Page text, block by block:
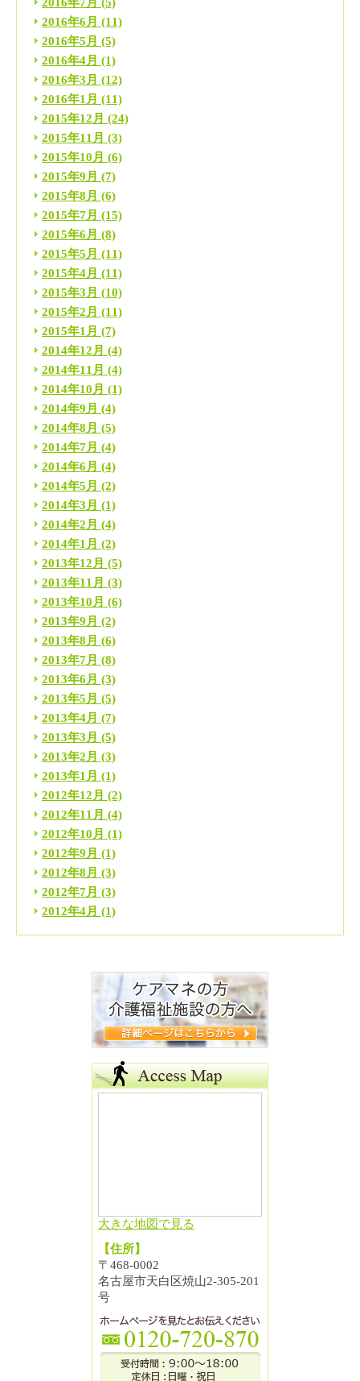
2016年6月 (11)
2016年5月 (5)
2016年4月 (1)
2016年3月 (12)
2016年1月 (11)
2015年12月 (24)
2015年11月 (3)
2015年10月 (6)
2015年9月 (7)
2015年8月 (6)
2015年7月 (15)
2015年6月 (8)
2015年5月 (11)
2015年4月 (11)
2015年3月 (10)
2015年2月 (11)
2015年1月 (7)
2014年12月 (4)
2014年11月 (4)
2014年10月 (1)
2014年9月 (4)
2014年8月 (5)
2014年7月 (4)
2014年6月 (4)
2014年5月 (2)
2014年3月 (1)
2014年2月 (4)
2014年1月 (2)
2013年12月 (5)
2013年11月 (3)
2013年10月 (6)
2013年9月 (2)
2013年8月 (6)
2013年7月 (8)
2013年6月 (3)
2013年5月 (5)
2013年4月 (7)
2013年3月 (5)
2013年2月 (3)
2013年1月 (1)
2012年12月 (2)
2012年11月 (4)
2012年10月 (1)
2012年9月 (1)
2012年8月 (3)
2012年7月 (3)
2012年4月 (1)
大きな地図で見る
【住所】
〒468-0002
名古屋市天白区焼山2-305-201
号